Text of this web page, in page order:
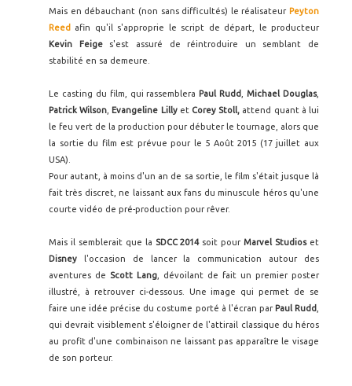
Mais en débauchant (non sans difficultés) le réalisateur Peyton
Reed
afin qu'il s'approprie le script de départ, le producteur
Kevin Feiges'est assuré de réintroduire un semblant de
stabilité en sa demeure.
Le casting du film, qui rassemblera Paul Rudd ,Michael Douglas,
Patrick Wilson Evangeline Lillyet Corey Stoll, attend quant à lui
le feu vert de la production pour débuter le tournage, alors que
la sortie du film est prévue pour le 5 Août 2015 (17 juillet aux
USA).
Pour autant, à moins d'un an de sa sortie, le film s'était jusque là
fait très discret, ne laissant aux fans du minuscule héros qu'une
courte vidéo de pré-production pour rêver.
Mais il semblerait que la SDCC 2014soit pourMarvel Studioset
Disney l'occasion de lancer la communication autour des
aventures de Scott Lang , dévoilant de fait un premier poster
illustré, à retrouver ci-dessous. Une image qui permet de se
faire une idée précise du costume porté à l'écran par Paul Rudd
qui devrait visiblement s'éloigner de l'attirail classique du héros
au profit d'une combinaison ne laissant pas apparaître le visage
de son porteur.